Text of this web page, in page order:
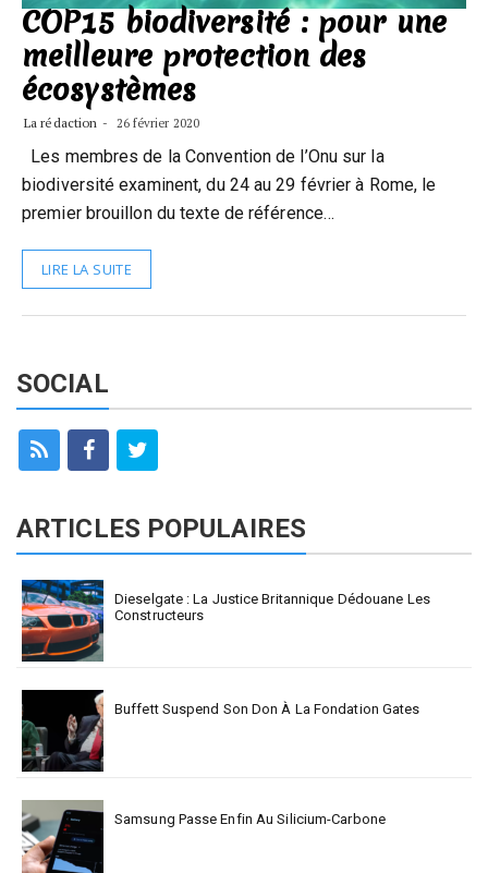
COP15 biodiversité : pour une
meilleure protection des
écosystèmes
La rédaction 26 février 2020
Les membres de la Convention de l’Onu sur la
biodiversité examinent, du 24 au 29 février à Rome, le
premier brouillon du texte de référence…
LIRE LA SUITE
SOCIAL
ARTICLES POPULAIRES
Dieselgate : La Justice Britannique Dédouane Les
Constructeurs
Buffett Suspend Son Don À La Fondation Gates
Samsung Passe Enfin Au Silicium-Carbone